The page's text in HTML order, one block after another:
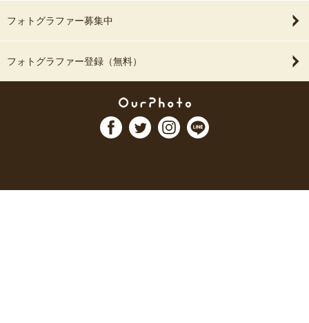
フォトグラファー募集中
フォトグラファー登録（無料）